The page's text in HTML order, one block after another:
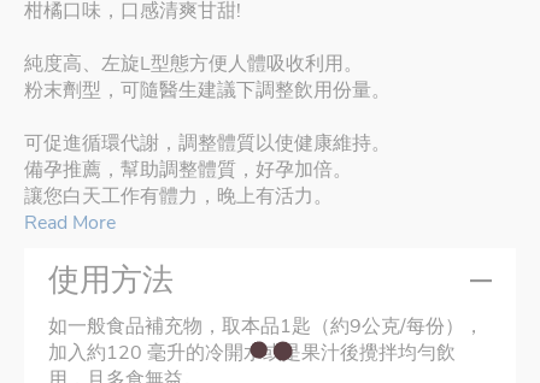
柑橘口味，口感清爽甘甜!
純度高、左旋L型態方便人體吸收利用。
粉末劑型，可隨醫生建議下調整飲用份量。
可促進循環代謝，調整體質以使健康維持。
備孕推薦，幫助調整體質，好孕加倍。
讓您白天工作有體力，晚上有活力。
Read More
使用方法
如一般食品補充物，取本品1匙（約9公克/每份），
加入約120 毫升的冷開水或是果汁後攪拌均勻飲